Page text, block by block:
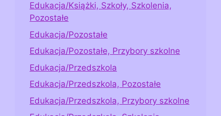
Edukacja/Książki, Szkoły, Szkolenia,
Pozostałe
Edukacja/Pozostałe
Edukacja/Pozostałe, Przybory szkolne
Edukacja/Przedszkola
Edukacja/Przedszkola, Pozostałe
Edukacja/Przedszkola, Przybory szkolne